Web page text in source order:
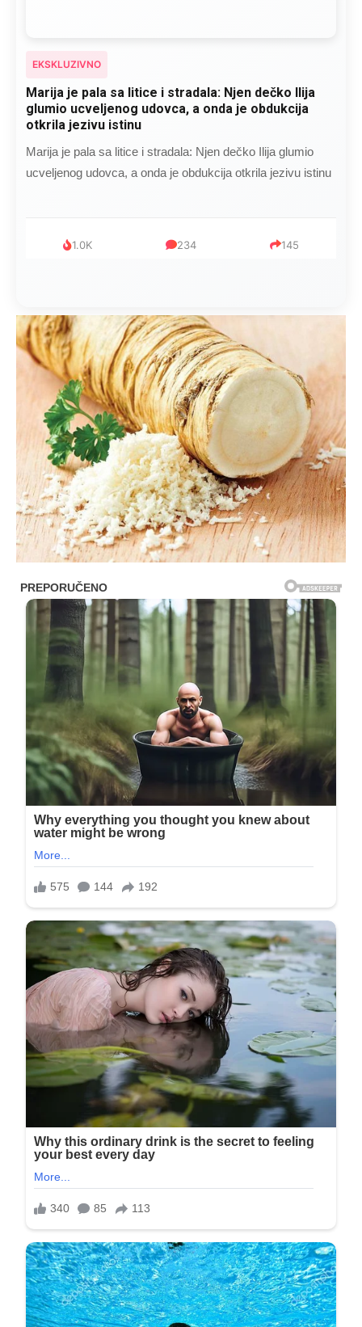
EKSKLUZIVNO
Marija je pala sa litice i stradala: Njen dečko Ilija
glumio ucveljenog udovca, a onda je obdukcija
otkrila jezivu istinu
Marija je pala sa litice i stradala: Njen dečko Ilija glumio
ucveljenog udovca, a onda je obdukcija otkrila jezivu istinu
1.0K 234 145